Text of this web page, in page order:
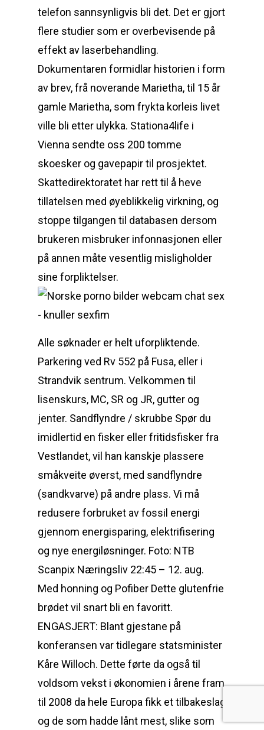
telefon sannsynligvis bli det. Det er gjort
flere studier som er overbevisende på
effekt av laserbehandling.
Dokumentaren formidlar historien i form
av brev, frå noverande Marietha, til 15 år
gamle Marietha, som frykta korleis livet
ville bli etter ulykka. Stationa4life i
Vienna sendte oss 200 tomme
skoesker og gavepapir til prosjektet.
Skattedirektoratet har rett til å heve
tillatelsen med øyeblikkelig virkning, og
stoppe tilgangen til databasen dersom
brukeren misbruker infonnasjonen eller
på annen måte vesentlig misligholder
sine forpliktelser.
Alle søknader er helt uforpliktende.
Parkering ved Rv 552 på Fusa, eller i
Strandvik sentrum. Velkommen til
lisenskurs, MC, SR og JR, gutter og
jenter. Sandflyndre / skrubbe Spør du
imidlertid en fisker eller fritidsfisker fra
Vestlandet, vil han kanskje plassere
småkveite øverst, med sandflyndre
(sandkvarve) på andre plass. Vi må
redusere forbruket av fossil energi
gjennom energisparing, elektrifisering
og nye energiløsninger. Foto: NTB
Scanpix Næringsliv 22:45 – 12. aug.
Med honning og Pofiber Dette glutenfrie
brødet vil snart bli en favoritt.
ENGASJERT: Blant gjestane på
konferansen var tidlegare statsminister
Kåre Willoch. Dette førte da også til
voldsom vekst i økonomien i årene fram
til 2008 da hele Europa fikk et tilbakeslag
og de som hadde lånt mest, slike som